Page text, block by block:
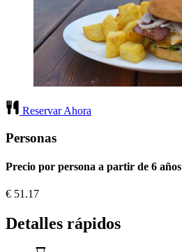
Reservar Ahora
Personas
Precio por persona a partir de 6 años
€ 51.17
Detalles rápidos